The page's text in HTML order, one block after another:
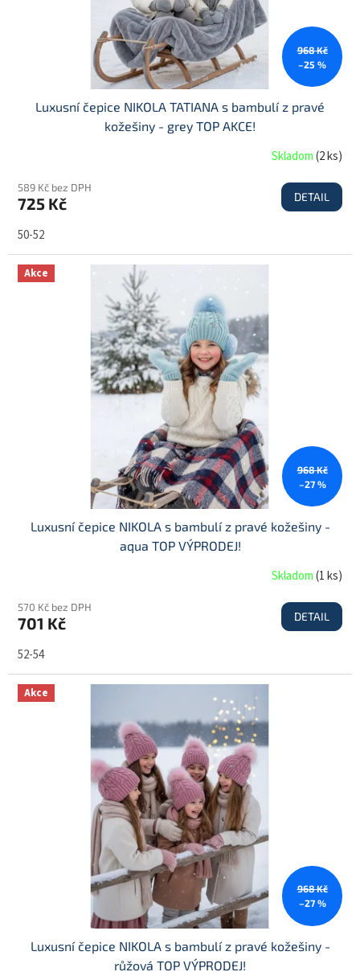
968 Kč
–25 %
Luxusní čepice NIKOLA TATIANA s bambulí z pravé
kožešiny - grey TOP AKCE!
Skladom(2 ks)
589 Kč bez DPH
725 Kč DETAIL
50-52
Akce
968 Kč
–27 %
Luxusní čepice NIKOLA s bambulí z pravé kožešiny -
aqua TOP VÝPRODEJ!
Skladom(1 ks)
570 Kč bez DPH
701 Kč DETAIL
52-54
Akce
968 Kč
–27 %
Luxusní čepice NIKOLA s bambulí z pravé kožešiny -
růžová TOP VÝPRODEJ!